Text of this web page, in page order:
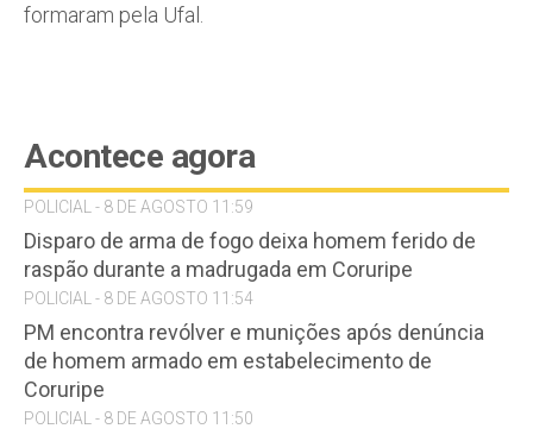
formaram pela Ufal.
Acontece agora
POLICIAL - 8 DE AGOSTO 11:59
Disparo de arma de fogo deixa homem ferido de
raspão durante a madrugada em Coruripe
POLICIAL - 8 DE AGOSTO 11:54
PM encontra revólver e munições após denúncia
de homem armado em estabelecimento de
Coruripe
POLICIAL - 8 DE AGOSTO 11:50